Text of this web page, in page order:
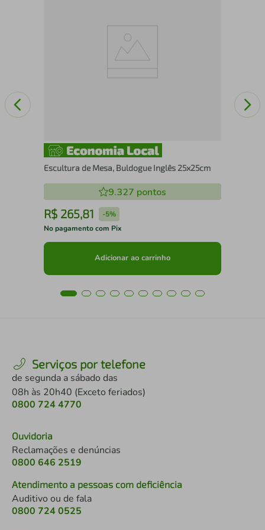
Escultura de Mesa, Buldogue Inglês 25x25cm
9.327 pontos
R$ 265,81 -5%
No pagamento com Pix
Adicionar ao carrinho
Serviços por telefone
de segunda a sábado das
08h às 20h40 (Exceto feriados)
0800 724 4770
Ouvidoria
Reclamações e denúncias
0800 646 2519
Atendimento a pessoas com deficiência
Auditivo ou de fala
0800 724 0525